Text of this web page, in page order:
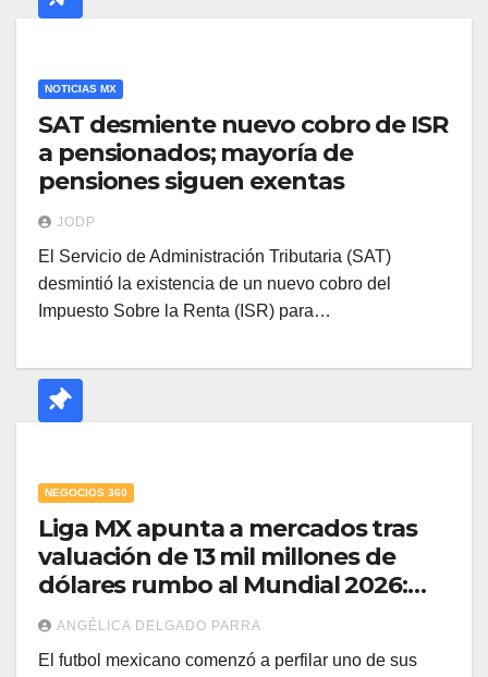
NOTICIAS MX
SAT desmiente nuevo cobro de ISR
a pensionados; mayoría de
pensiones siguen exentas
JODP
El Servicio de Administración Tributaria (SAT)
desmintió la existencia de un nuevo cobro del
Impuesto Sobre la Renta (ISR) para…
NEGOCIOS 360
Liga MX apunta a mercados tras
valuación de 13 mil millones de
dólares rumbo al Mundial 2026:
Mikel Arriola
ANGÉLICA DELGADO PARRA
El futbol mexicano comenzó a perfilar uno de sus